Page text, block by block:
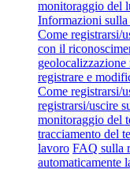
monitoraggio del
Informazioni sulla
Come registrarsi/
con il
registrare e
Come registrarsi/
registrarsi/uscire
monitoraggio del
tracciamento del
lavoro FAQ sulla
automaticamente